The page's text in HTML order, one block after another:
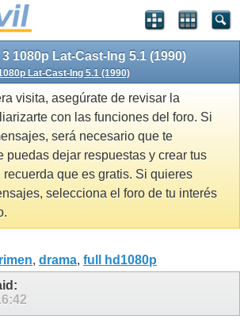
1080p Lat-Cast-Ing 5.1 (1990)
Lat-Cast-Ing 5.1 (1990)
visita, asegúrate de revisar la
con las funciones del foro. Si
será necesario que te
puedas dejar respuestas y crear tus
que es gratis. Si quieres
selecciona el foro de tu interés
, drama, full hd1080p